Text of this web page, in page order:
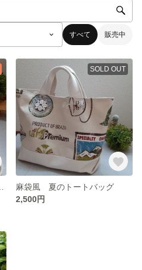
すべて 販売中
SOLD OUT
麻袋風 夏のトートバッグ
2,500円